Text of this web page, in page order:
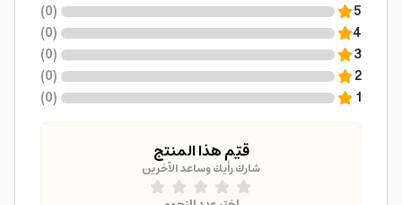
5
(
0
)
4
(
0
)
3
(
0
)
2
(
0
)
1
(
0
)
قيّم هذا المنتج
شارك رأيك وساعد الآخرين